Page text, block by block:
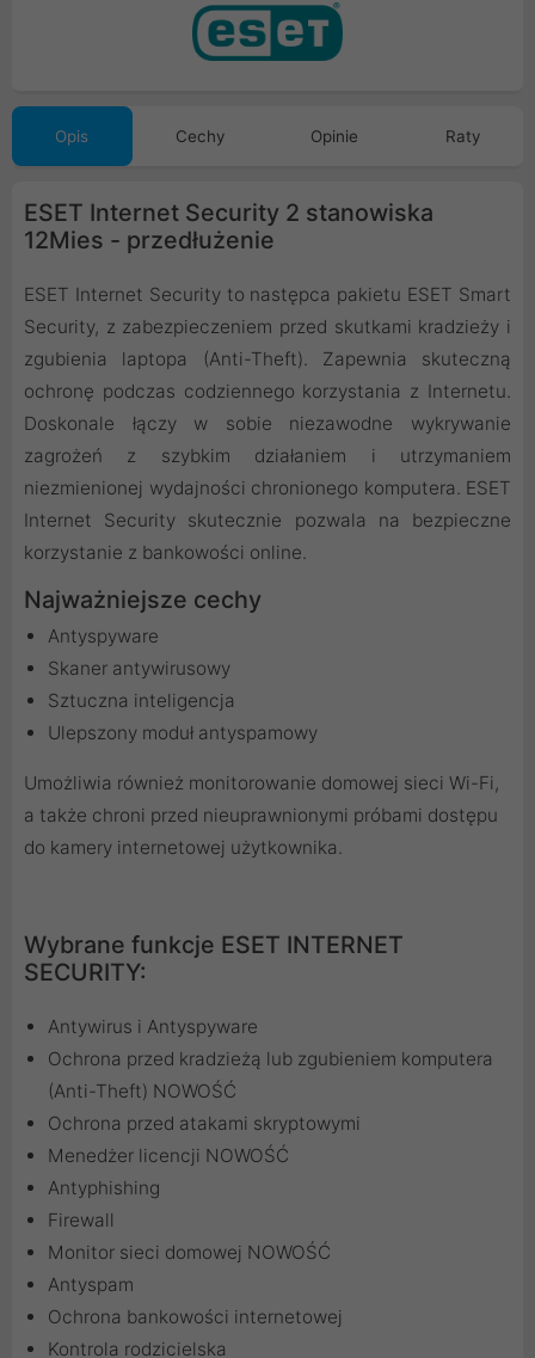
Opis Cechy Opinie Raty
ESET Internet Security 2 stanowiska
12Mies - przedłużenie
ESET Internet Security to następca pakietu ESET Smart
Security, z zabezpieczeniem przed skutkami kradzieży i
zgubienia laptopa (Anti-Theft). Zapewnia skuteczną
ochronę podczas codziennego korzystania z Internetu.
Doskonale łączy w sobie niezawodne wykrywanie
zagrożeń z szybkim działaniem i utrzymaniem
niezmienionej wydajności chronionego komputera. ESET
Internet Security skutecznie pozwala na bezpieczne
korzystanie z bankowości online.
Najważniejsze cechy
Antyspyware
Skaner antywirusowy
Sztuczna inteligencja
Ulepszony moduł antyspamowy
Umożliwia również monitorowanie domowej sieci Wi-Fi,
a także chroni przed nieuprawnionymi próbami dostępu
do kamery internetowej użytkownika.
Wybrane funkcje ESET INTERNET
SECURITY:
Antywirus i Antyspyware
Ochrona przed kradzieżą lub zgubieniem komputera
(Anti-Theft) NOWOŚĆ
Ochrona przed atakami skryptowymi
Menedżer licencji NOWOŚĆ
Antyphishing
Firewall
Monitor sieci domowej NOWOŚĆ
Antyspam
Ochrona bankowości internetowej
Kontrola rodzicielska